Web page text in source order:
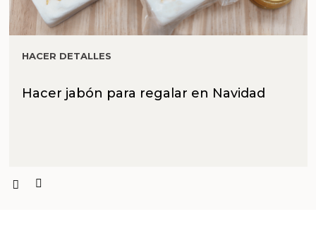
HACER DETALLES
Hacer jabón para regalar en Navidad